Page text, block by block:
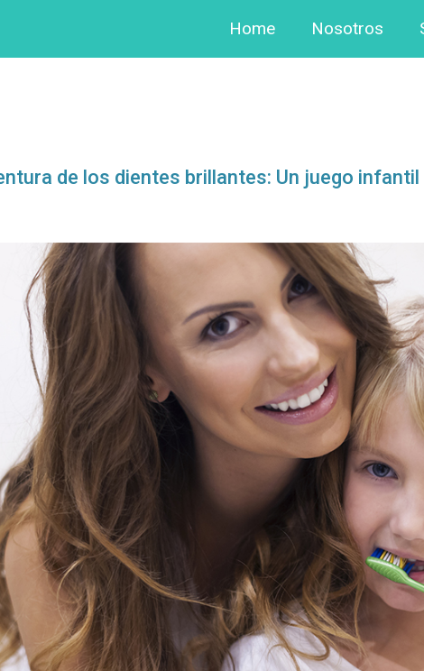
Home Nosotros
de los dientes brillantes: Un juego